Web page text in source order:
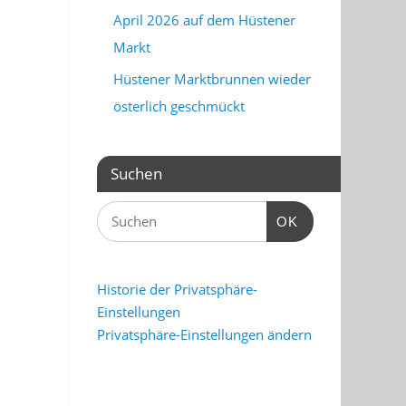
April 2026 auf dem Hüstener
Markt
Hüstener Marktbrunnen wieder
österlich geschmückt
Suchen
OK
Historie der Privatsphäre-
Einstellungen
Privatsphäre-Einstellungen ändern